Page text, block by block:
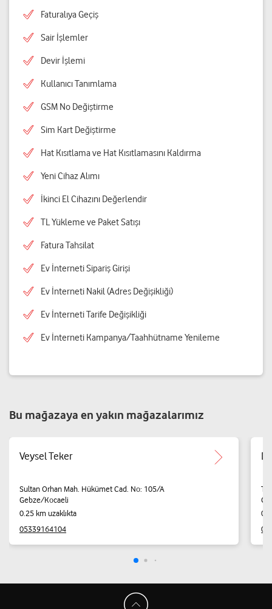
Faturalıya Geçiş
Sair İşlemler
Devir İşlemi
Kullanıcı Tanımlama
GSM No Değiştirme
Sim Kart Değiştirme
Hat Kısıtlama ve Hat Kısıtlamasını Kaldırma
Yeni Cihaz Alımı
İkinci El Cihazını Değerlendir
TL Yükleme ve Paket Satışı
Fatura Tahsilat
Ev İnterneti Sipariş Girişi
Ev İnterneti Nakil (Adres Değişikliği)
Ev İnterneti Tarife Değişikliği
Ev İnterneti Kampanya/Taahhütname Yenileme
Bu mağazaya en yakın mağazalarımız
Veysel Teker
Sultan Orhan Mah. Hükümet Cad. No: 105/A
Gebze/Kocaeli
0.25 km uzaklıkta
05339164104